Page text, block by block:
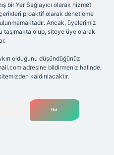
bir Yer Sağlayıcı olarak hizmet
proaktif olarak denetleme
Ancak, üyelerimiz
taşımakta olup, siteye üye olarak
olduğunu düşündüğünüz
adresine bildirmeniz halinde,
kaldırılacaktır.